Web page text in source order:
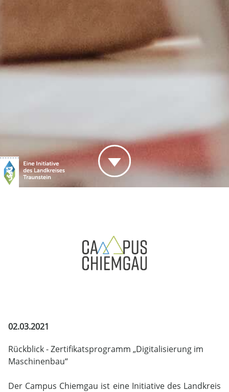
02.03.2021
Rückblick - Zertifikatsprogramm „Digitalisierung im
Maschinenbau“
Der Campus Chiemgau ist eine Initiative des Landkreis